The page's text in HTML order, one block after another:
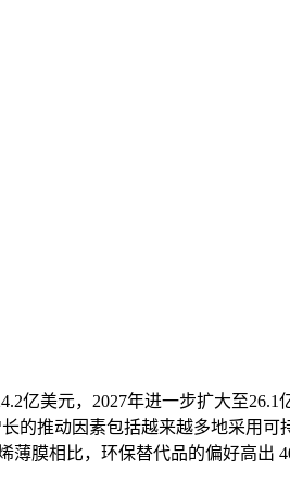
亿美元，2027年进一步扩大至
的推动因素包括越来越多地采用
膜相比，环保替代品的偏好高出